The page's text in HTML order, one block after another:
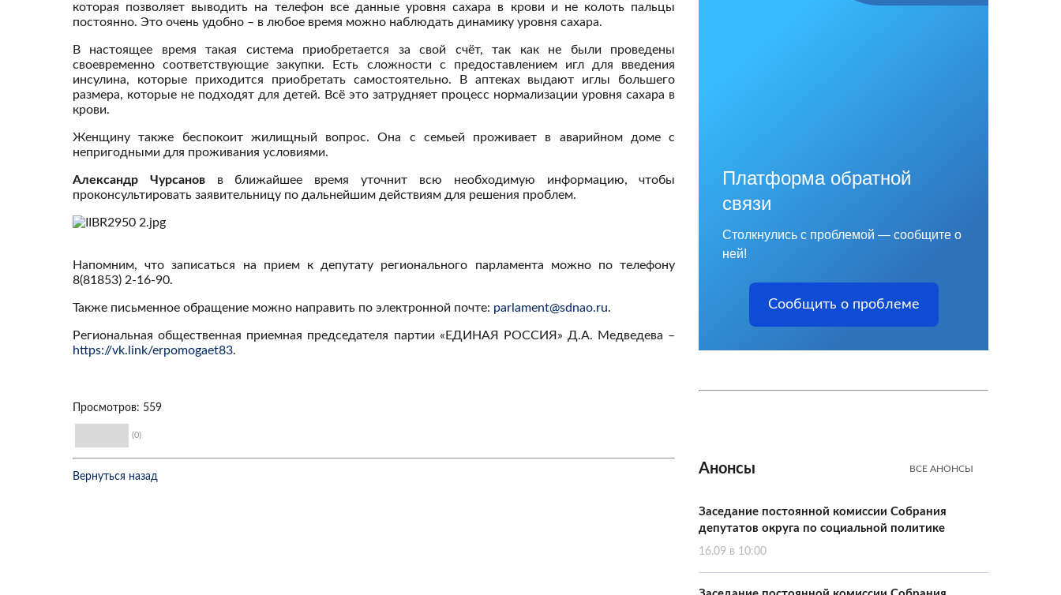
которая позволяет выводить на телефон все данные уровня сахара в крови и не колоть пальцы
постоянно. Это очень удобно – в любое время можно наблюдать динамику уровня сахара.
В настоящее время такая система приобретается за свой счёт, так как не были проведены
своевременно соответствующие закупки. Есть сложности с предоставлением игл для введения
инсулина, которые приходится приобретать самостоятельно. В аптеках выдают иглы большего
размера, которые не подходят для детей. Всё это затрудняет процесс нормализации уровня сахара в
крови.
Женщину также беспокоит жилищный вопрос. Она с семьей проживает в аварийном доме с
непригодными для проживания условиями.
Александр Чурсанов в ближайшее время уточнит всю необходимую информацию, чтобы
проконсультировать заявительницу по дальнейшим действиям для решения проблем.
Напомним, что записаться на прием к депутату регионального парламента можно по телефону
8(81853) 2-16-90.
Также письменное обращение можно направить по электронной почте: parlament@sdnao.ru.
Региональная общественная приемная председателя партии «ЕДИНАЯ РОССИЯ» Д.А. Медведева –
https://vk.link/erpomogaet83.
Просмотров: 559
(0)
Вернуться назад
Платформа обратной
связи
Столкнулись с проблемой — сообщите о
ней!
Сообщить о проблеме
Анонсы ВСЕ АНОНСЫ
Заседание постоянной комиссии Собрания
депутатов округа по социальной политике
16.09 в 10:00